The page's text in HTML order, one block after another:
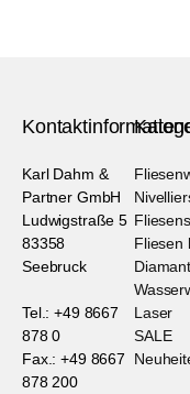
Karl Dahm &
Partner GmbH
Ludwigstraße 5
83358
Seebruck
Tel.: +49 8667
878 0
Fax.: +49 8667
878 200
Fliesen
Laser
SALE